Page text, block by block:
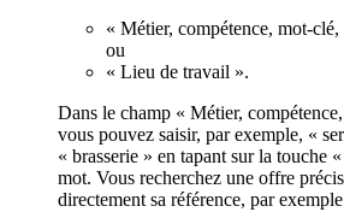
« Métier, compétence, mot-
ou
« Lieu de travail ».
Dans le champ « Métier,
vous pouvez saisir, par exemple, «
« brasserie » en tapant sur la touche
mot. Vous recherchez une offre
directement sa référence, par